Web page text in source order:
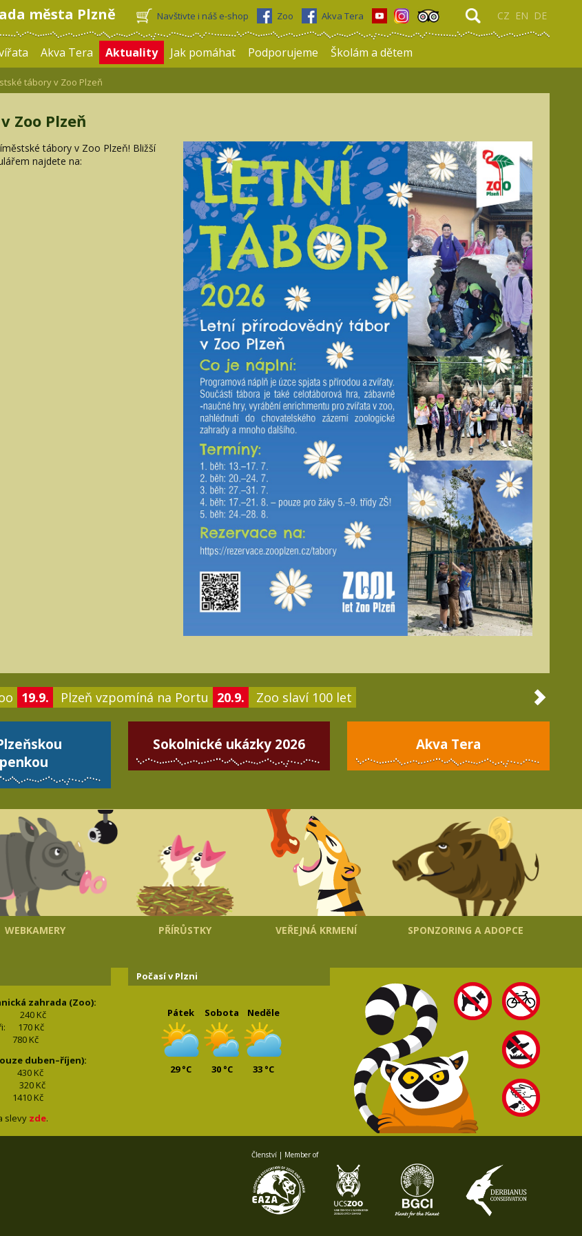
města Plzně CZ EN DE
Navštivte i náš e-shop Zoo Akva Tera
Akva Tera Aktuality Jak pomáhat Podporujeme Školám a dětem
tábory v Zoo Plzeň
Zoo Plzeň
tábory v Zoo Plzeň! Bližší
najdete na:
19.9. Plzeň vzpomíná na Portu 20.9. Zoo slaví 100 let
Sokolnické ukázky 2026 Akva Tera
WEBKAMERY PŘÍRŮSTKY VEŘEJNÁ KRMENÍ SPONZORING A ADOPCE
zahrada (Zoo):
240 Kč
170Kč
780Kč
duben–říjen):
Kč
320 Kč
Kč
slevy zde.
Počasí v Plzni
Pátek
29 °C
Sobota
30 °C
Neděle
33 °C
Členství | Member of